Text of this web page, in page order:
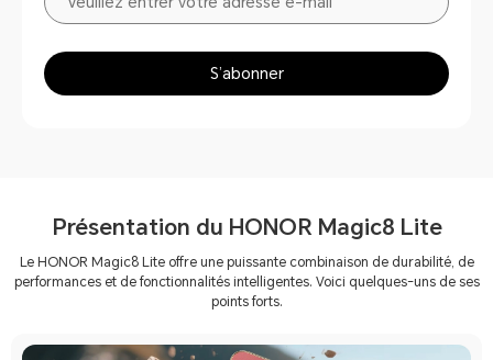
S’abonner
Présentation du HONOR Magic8 Lite
Le HONOR Magic8 Lite offre une puissante combinaison de durabilité, de
performances et de fonctionnalités intelligentes. Voici quelques-uns de ses
points forts.